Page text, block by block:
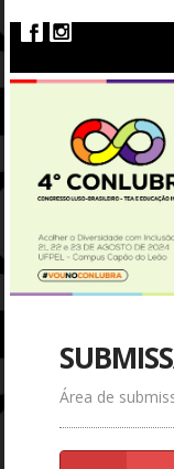
Área de